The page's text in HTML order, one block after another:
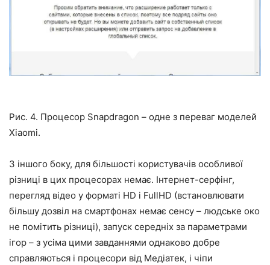
Рис. 4. Процесор Snapdragon – одне з переваг моделей
Xiaomi.
З іншого боку, для більшості користувачів особливої
різниці в цих процесорах немає. Інтернет-серфінг,
перегляд відео у форматі HD і FullHD (встановлювати
більшу дозвіл на смартфонах немає сенсу – людське око
не помітить різниці), запуск середніх за параметрами
ігор – з усіма цими завданнями однаково добре
справляються і процесори від Медіатек, і чіпи